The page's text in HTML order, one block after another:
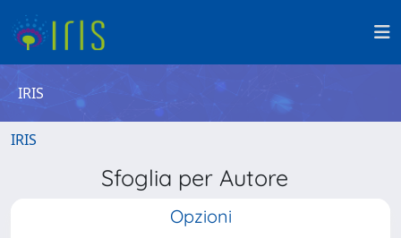
IRIS
IRIS
Sfoglia per Autore
Opzioni